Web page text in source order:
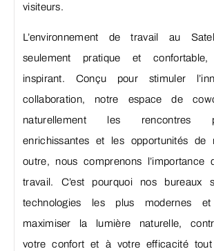
visiteurs.
L’environnement de travail au
seulement pratique et
inspirant. Conçu pour stimuler
collaboration, notre espace de
naturellement les rencontres
enrichissantes et les opportunités de
outre, nous comprenons l’importance
travail. C’est pourquoi nos bureaux
technologies les plus modernes
maximiser la lumière naturelle,
votre confort et à votre efficacité